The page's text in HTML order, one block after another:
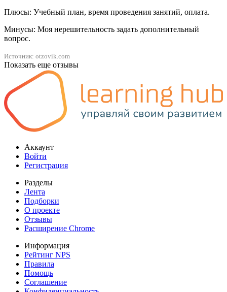
Плюсы: Учебный план, время проведения занятий, оплата.
Минусы: Моя нерешительность задать дополнительный
вопрос.
Источник: otzovik.com
Показать еще отзывы
Аккаунт
Войти
Регистрация
Разделы
Лента
Подборки
О проекте
Отзывы
Расширение Chrome
Информация
Рейтинг NPS
Правила
Помощь
Соглашение